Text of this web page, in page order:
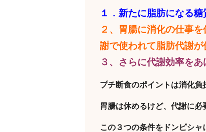
１．新たに脂肪になる
２、胃腸に消化の仕事
謝で使われて脂肪代謝が
３、さらに代謝効率を
プチ断食のポイントは消化
胃腸は休めるけど、代謝に
この３つの条件をドンピシ